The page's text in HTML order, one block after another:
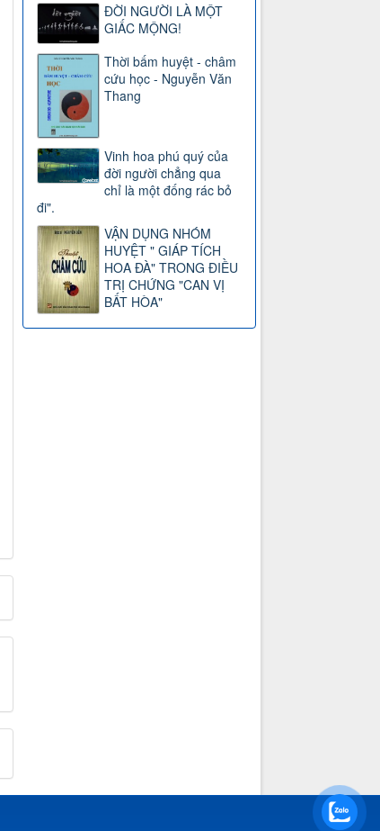
ĐỜI NGƯỜI LÀ MỘT
GIẤC MỘNG!
Thời bấm huyệt - châm
cứu học - Nguyễn Văn
Thang
Vinh hoa phú quý của
đời người chẳng qua
chỉ là một đống rác bỏ
đi".
VẬN DỤNG NHÓM
HUYỆT " GIÁP TÍCH
HOA ĐÀ" TRONG ĐIỀU
TRỊ CHỨNG "CAN VỊ
BẤT HÒA"